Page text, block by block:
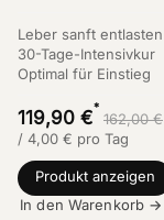
Mariendistel
Leber sanft entlasten
30-Tage-Intensivkur
Optimal für Einstieg
119,90 €*
162,00 €
/ 4,00 € pro Tag
Produkt anzeigen
In den Warenkorb →